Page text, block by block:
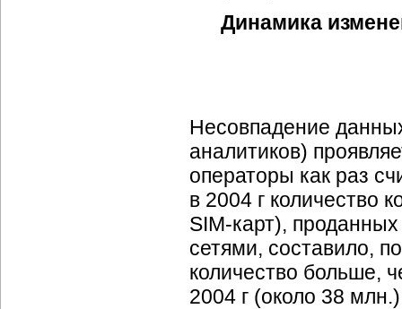
Динамика
Несовпадение
аналитиков)
операторы как раз
в 2004 г количество
SIM-карт),
сетями, составило,
количество больше,
2004 г (около 38